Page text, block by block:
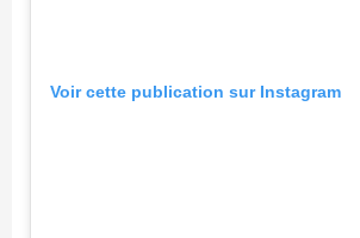
Voir cette publication sur Instagram